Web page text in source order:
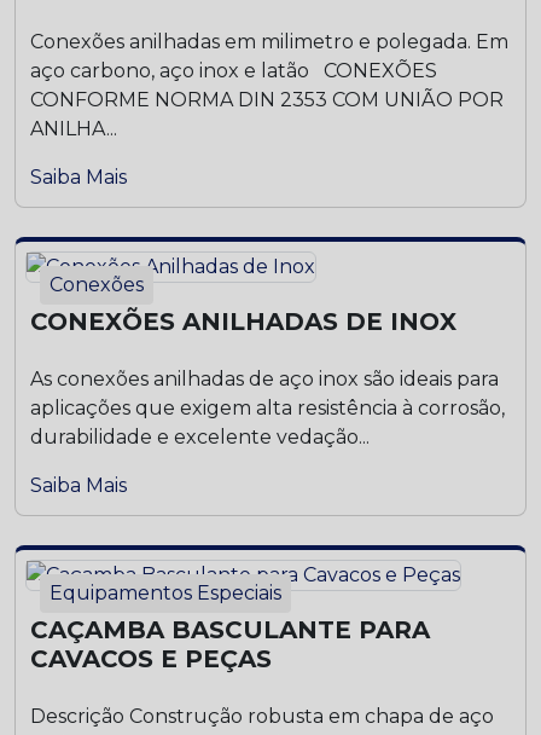
Conexões anilhadas em milimetro e polegada. Em
aço carbono, aço inox e latão CONEXÕES
CONFORME NORMA DIN 2353 COM UNIÃO POR
ANILHA...
Saiba Mais
Conexões
CONEXÕES ANILHADAS DE INOX
As conexões anilhadas de aço inox são ideais para
aplicações que exigem alta resistência à corrosão,
durabilidade e excelente vedação...
Saiba Mais
Equipamentos Especiais
CAÇAMBA BASCULANTE PARA
CAVACOS E PEÇAS
Descrição Construção robusta em chapa de aço